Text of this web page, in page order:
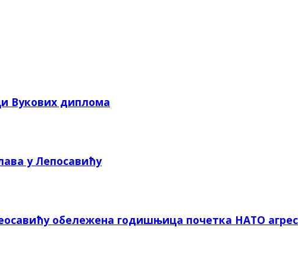
Вукових диплома
у Лепосавићу
обележена годишњица почетка НАТО